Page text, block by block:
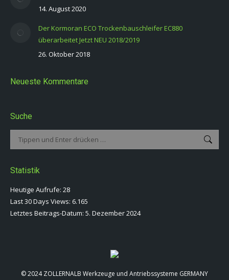
new in
window
14. August 2020
Der Kormoran ECO Trockenbauschleifer EC880
überarbeitet Jetzt NEU 2018/2019
26. Oktober 2018
Neueste Kommentare
Suche
Statistik
Heutige Aufrufe: 28
Last 30 Days Views: 6.165
Letztes Beitrags-Datum: 5. Dezember 2024
© 2024 ZOLLERNALB Werkzeuge und Antriebssysteme GERMANY